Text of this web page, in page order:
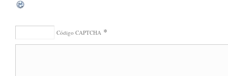
Código CAPTCHA *